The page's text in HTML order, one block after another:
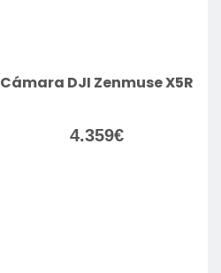
Cámara DJI Zenmuse X5R
4.359€